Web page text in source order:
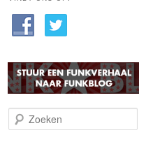
o